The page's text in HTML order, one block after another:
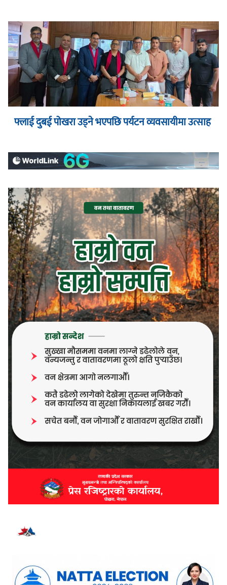
फ्लाई दुबई पोखरा उड्ने भएपछि पर्यटन व्यवसायीमा उत्साह